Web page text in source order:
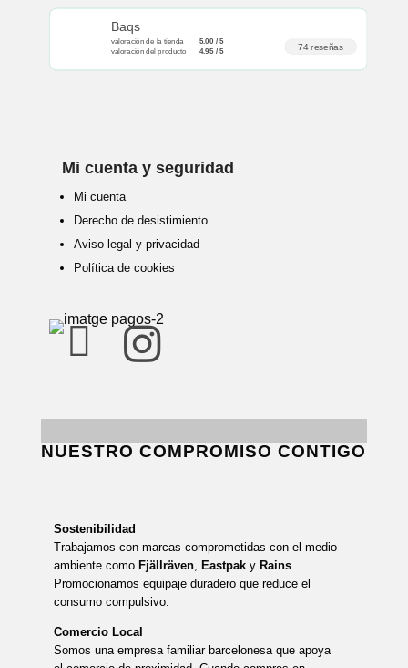
Baqs
valoración de la tienda 5.00 / 5
valoración del producto 4.95 / 5 74 reseñas
Mi cuenta y seguridad
Mi cuenta
Derecho de desistimiento
Aviso legal y privacidad
Política de cookies
 
NUESTRO COMPROMISO CONTIGO
Sostenibilidad
Trabajamos con marcas comprometidas con el medio
ambiente como Fjällräven, Eastpak y Rains.
Promocionamos equipaje duradero que reduce el
consumo compulsivo.
Comercio Local
Somos una empresa familiar barcelonesa que apoya